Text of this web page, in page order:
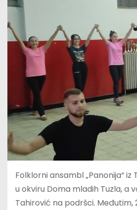
Folklorni ansambl „Panonija“
u okviru Doma mladih Tuzla, a
Tahirović na podršci.